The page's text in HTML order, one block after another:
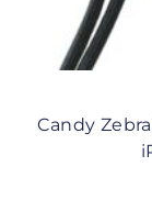
Candy